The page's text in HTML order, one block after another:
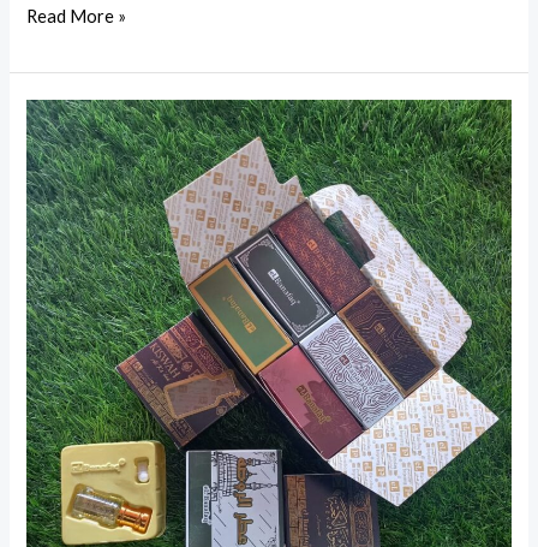
Read More »
Parfum
Arab
Oleh
Oleh
Haji
Wewangian
Elegan
dari
Tanah
Suci